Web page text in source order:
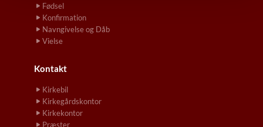
Fødsel
Konfirmation
Navngivelse og Dåb
Vielse
Kontakt
Kirkebil
Kirkegårdskontor
Kirkekontor
Præster